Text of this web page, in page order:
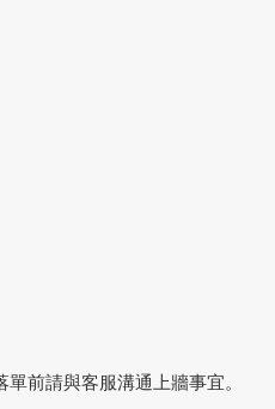
單前請與客服溝通上牆事宜。